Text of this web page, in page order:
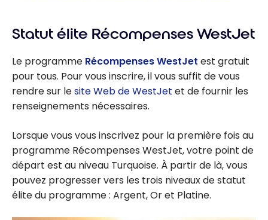
Statut élite Récompenses WestJet
Le programme Récompenses WestJet est gratuit
pour tous. Pour vous inscrire, il vous suffit de vous
rendre sur lesite Web de WestJet et de fournir les
renseignements nécessaires.
Lorsque vous vous inscrivez pour la première fois au
programme Récompenses WestJet, votre point de
départ est au niveau Turquoise. À partir de là, vous
pouvez progresser vers les trois niveaux de statut
élite du programme : Argent, Or et Platine.